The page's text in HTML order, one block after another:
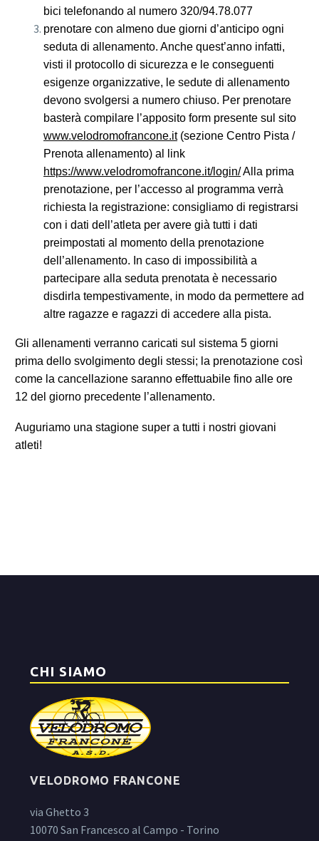
bici telefonando al numero 320/94.78.077
prenotare con almeno due giorni d’anticipo ogni
seduta di allenamento. Anche quest’anno infatti,
visti il protocollo di sicurezza e le conseguenti
esigenze organizzative, le sedute di allenamento
devono svolgersi a numero chiuso. Per prenotare
basterà compilare l’apposito form presente sul sito
www.velodromofrancone.it(sezione Centro Pista /
Prenota allenamento) al link
https://www.velodromofrancone.it/login/Alla prima
prenotazione, per l’accesso al programma verrà
richiesta la registrazione: consigliamo di registrarsi
con i dati dell’atleta per avere già tutti i dati
preimpostati al momento della prenotazione
dell’allenamento. In caso di impossibilità a
partecipare alla seduta prenotata è necessario
disdirla tempestivamente, in modo da permettere ad
altre ragazze e ragazzi di accedere alla pista.
Gli allenamenti verranno caricati sul sistema 5 giorni
prima dello svolgimento degli stessi; la prenotazione così
come la cancellazione saranno effettuabile fino alle ore
12 del giorno precedente l’allenamento.
Auguriamo una stagione super a tutti i nostri giovani
atleti!
CHI SIAMO
VELODROMO FRANCONE
via Ghetto 3
10070 San Francesco al Campo - Torino